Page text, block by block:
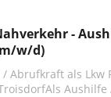
-
w/d)
Abrufkraft als Lkw